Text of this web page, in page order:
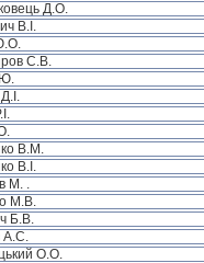
Д.О.
В.І.
С.В.
В.М.
В.І.
М. .
М.В.
Б.В.
А.С.
О.О.